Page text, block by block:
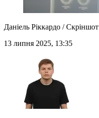
Даніель Ріккардо / Скріншот
13 липня 2025, 13:35